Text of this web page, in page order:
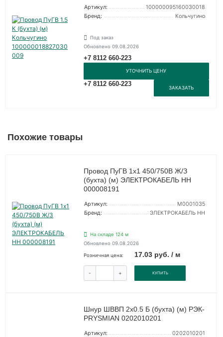
Артикул:
100000095160030018
Бренд:
Кольчугино
Под заказ
Обновлено 09.08.2026
+7 8112 660-223
УТОЧНИТЬ ЦЕНУ
+7 8112 660-223
ЗАКАЗАТЬ
Похожие товары
Провод ПуГВ 1х1 450/750В Ж/З
(бухта) (м) ЭЛЕКТРОКАБЕЛЬ НН
000008191
Артикул:
M0001035
Бренд:
ЭЛЕКТРОКАБЕЛЬ НН
На складе 124 м
Обновлено 09.08.2026
Розничная цена: 17.03 руб. / м
- + КУПИТЬ
Шнур ШВВП 2х0.5 Б (бухта) (м) РЭК-
PRYSMIAN 0202010201
Артикул:
0202010201